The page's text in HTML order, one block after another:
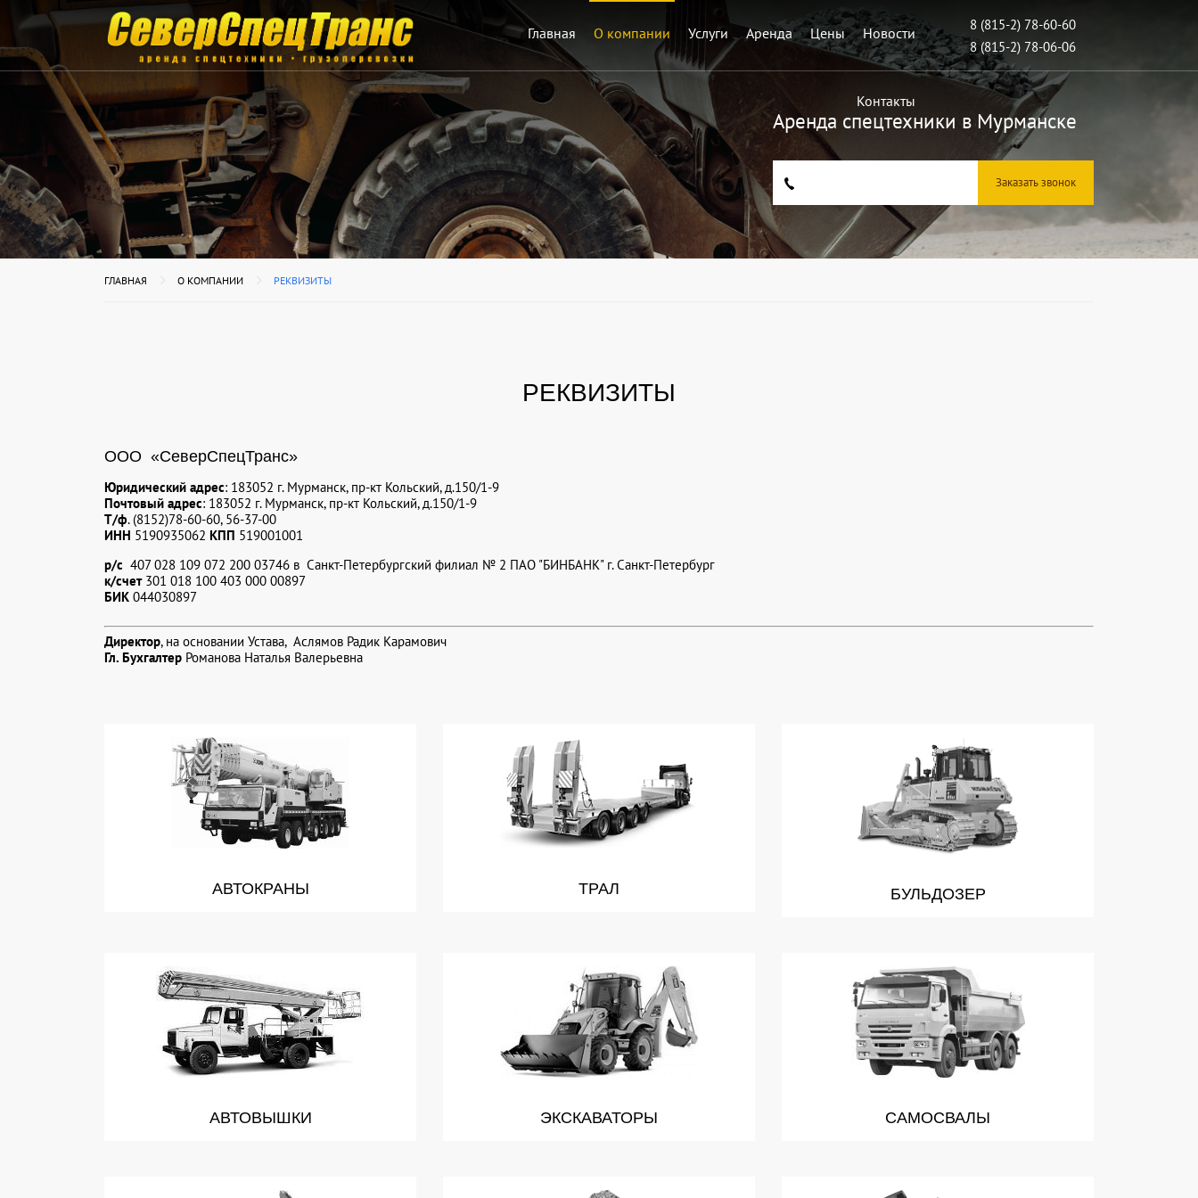
Главная О компании Услуги Аренда Цены Новости
Контакты
8 (815-2) 78-60-60
8 (815-2) 78-06-06
Аренда спецтехники в Мурманске
Заказать звонок
ГЛАВНАЯ О КОМПАНИИ РЕКВИЗИТЫ
РЕКВИЗИТЫ
ООО «СеверСпецТранс»
Юридический адрес: 183052 г. Мурманск, пр-кт Кольский, д.150/1-9
Почтовый адрес: 183052 г. Мурманск, пр-кт Кольский, д.150/1-9
Т/ф. (8152)78-60-60, 56-37-00
ИНН 5190935062 КПП 519001001
р/с 407 028 109 072 200 03746 в Санкт-Петербургский филиал № 2 ПАО "БИНБАНК" г. Санкт-Петербург
к/счет301 018 100 403 000 00897
БИК 044030897
Директор, на основании Устава, Аслямов Радик Карамович
Гл. Бухгалтер Романова Наталья Валерьевна
АВТОКРАНЫ ТРАЛ БУЛЬДОЗЕР
АВТОВЫШКИ ЭКСКАВАТОРЫ САМОСВАЛЫ